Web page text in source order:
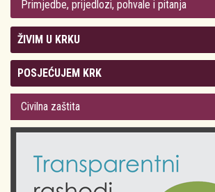
Primjedbe, prijedlozi, pohvale i pitanja
ŽIVIM U KRKU
Kolegij gradonačelnika
Gradsko vijeće
Odluke Grada Krka (Službene novine PGŽ)
POSJEĆUJEM KRK
Plan Grada Krka
Krk 360° VR panorama
Krk uživo
Fotogalerije
Civilna zaštita